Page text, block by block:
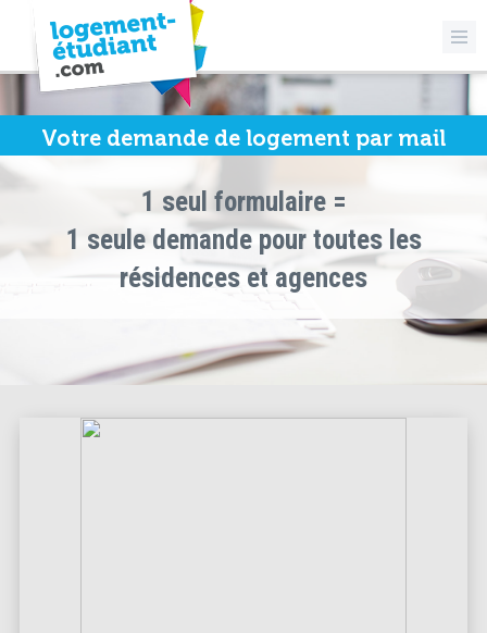
Votre demande de logement par mail
1 seul formulaire =
1 seule demande pour toutes les
résidences et agences